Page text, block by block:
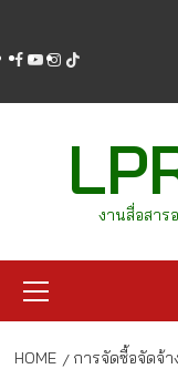
content
facebook
youtube
instagram
tiktok
งานสื่อสาร
Menu
HOME การจัดซื้อจัดจ้า